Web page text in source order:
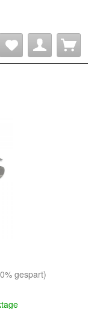
gespart)